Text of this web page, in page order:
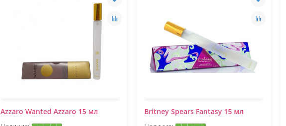
Azzaro Wanted Azzaro 15 мл Britney Spears Fantasy 15 мл